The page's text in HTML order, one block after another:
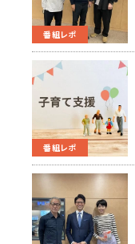
番組レポ
番組レポ